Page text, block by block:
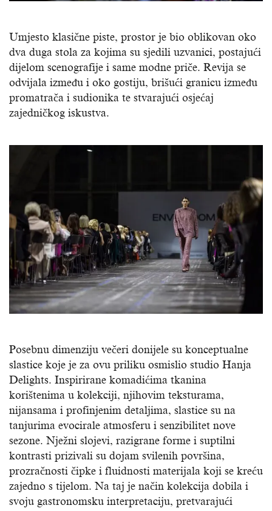
Umjesto klasične piste, prostor je bio oblikovan oko
dva duga stola za kojima su sjedili uzvanici, postajući
dijelom scenografije i same modne priče. Revija se
odvijala između i oko gostiju, brišući granicu između
promatrača i sudionika te stvarajući osjećaj
zajedničkog iskustva.
Posebnu dimenziju večeri donijele su konceptualne
slastice koje je za ovu priliku osmislio studio Hanja
Delights. Inspirirane komadićima tkanina
korištenima u kolekciji, njihovim teksturama,
nijansama i profinjenim detaljima, slastice su na
tanjurima evocirale atmosferu i senzibilitet nove
sezone. Nježni slojevi, razigrane forme i suptilni
kontrasti prizivali su dojam svilenih površina,
prozračnosti čipke i fluidnosti materijala koji se kreću
zajedno s tijelom. Na taj je način kolekcija dobila i
svoju gastronomsku interpretaciju, pretvarajući